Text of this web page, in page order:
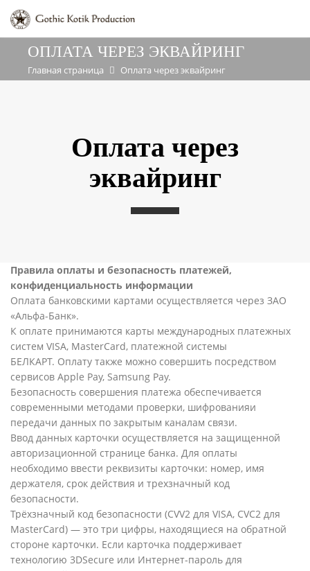
ОПЛАТА ЧЕРЕЗ ЭКВАЙРИНГ
Главная страница Оплата через эквайринг
Оплата через
эквайринг
Правила оплаты и безопасность платежей,
конфиденциальность информации
Оплата банковскими картами осуществляется через ЗАО
«Альфа-Банк».
К оплате принимаются карты международных платежных
систем VISA, MasterCard, платежной системы
БЕЛКАРТ. Оплату также можно совершить посредством
сервисов Apple Pay, Samsung Pay.
Безопасность совершения платежа обеспечивается
современными методами проверки, шифрованияи
передачи данных по закрытым каналам связи.
Ввод данных карточки осуществляется на защищенной
авторизационной странице банка. Для оплаты
необходимо ввести реквизиты карточки: номер, имя
держателя, срок действия и трехзначный код
безопасности.
Трёхзначный код безопасности (CVV2 для VISA, CVC2 для
MasterCard) — это три цифры, находящиеся на обратной
стороне карточки. Если карточка поддерживает
технологию 3DSecure или Интернет-пароль для